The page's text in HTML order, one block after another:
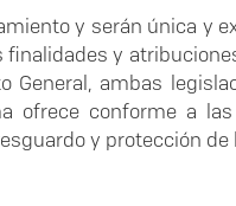
y serán única y
y
ambas
ofrece conforme a
y protección de